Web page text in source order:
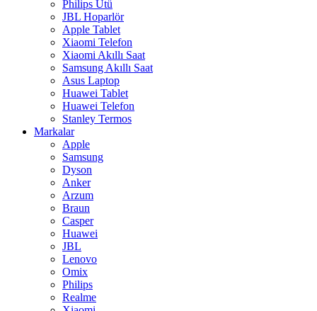
Philips Ütü
JBL Hoparlör
Apple Tablet
Xiaomi Telefon
Xiaomi Akıllı Saat
Samsung Akıllı Saat
Asus Laptop
Huawei Tablet
Huawei Telefon
Stanley Termos
Markalar
Apple
Samsung
Dyson
Anker
Arzum
Braun
Casper
Huawei
JBL
Lenovo
Omix
Philips
Realme